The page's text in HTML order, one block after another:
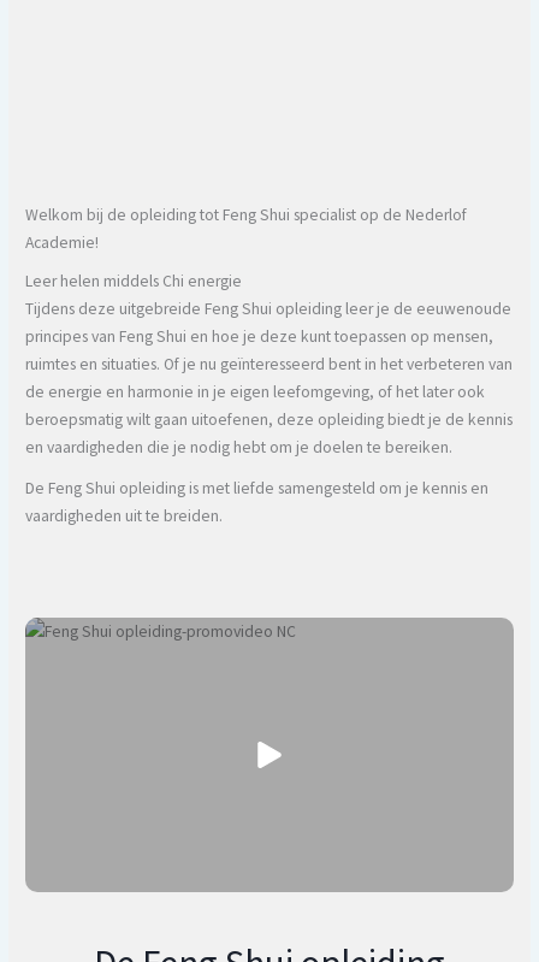
Welkom bij de opleiding tot Feng Shui specialist op de Nederlof
Academie!
Leer helen middels Chi energie
Tijdens deze uitgebreide Feng Shui opleiding leer je de eeuwenoude
principes van Feng Shui en hoe je deze kunt toepassen op mensen,
ruimtes en situaties. Of je nu geïnteresseerd bent in het verbeteren van
de energie en harmonie in je eigen leefomgeving, of het later ook
beroepsmatig wilt gaan uitoefenen, deze opleiding biedt je de kennis
en vaardigheden die je nodig hebt om je doelen te bereiken.
De Feng Shui opleiding is met liefde samengesteld om je kennis en
vaardigheden uit te breiden.